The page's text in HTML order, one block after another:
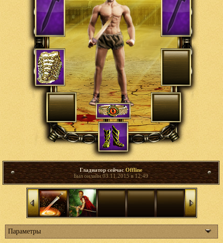
Гладиатор сейчасOffline
Был онлайн 03.11.2015 в 12:49
Параметры